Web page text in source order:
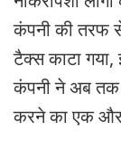
कंपनी की तरफ
टैक्स काटा गया,
कंपनी ने अब तक
करने का एक और